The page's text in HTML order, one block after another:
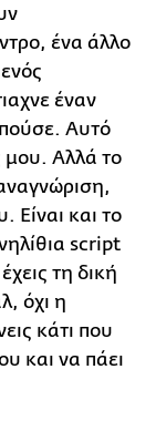
ένα άλλο
έναν
Αυτό
μου. Αλλά το
Είναι και το
script
τη δική
όχι η
κάτι που
και να πάει